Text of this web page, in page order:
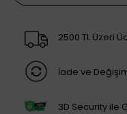
2500 TL Üzeri
İade ve
3D Security ile